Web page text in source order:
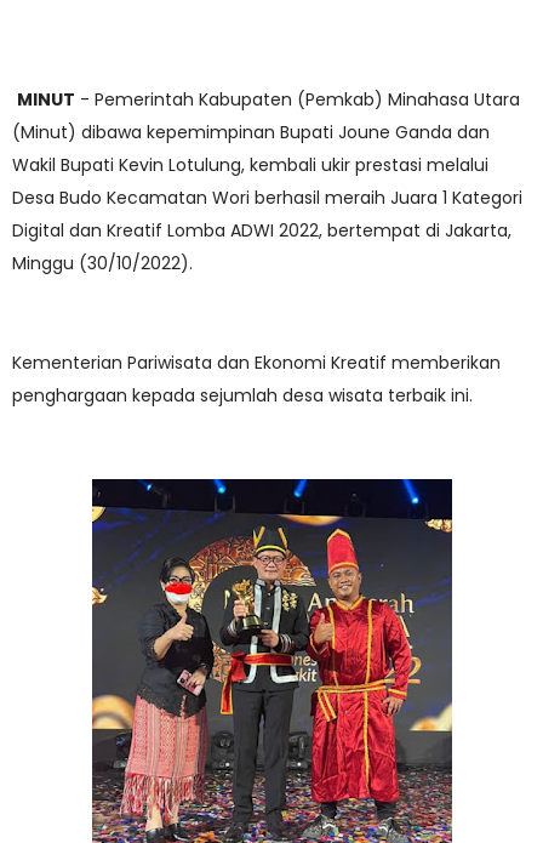
MINUT - Pemerintah Kabupaten (Pemkab) Minahasa Utara
(Minut) dibawa kepemimpinan Bupati Joune Ganda dan
Wakil Bupati Kevin Lotulung, kembali ukir prestasi melalui
Desa Budo Kecamatan Wori berhasil meraih Juara 1 Kategori
Digital dan Kreatif Lomba ADWI 2022, bertempat di Jakarta,
Minggu (30/10/2022).
Kementerian Pariwisata dan Ekonomi Kreatif memberikan
penghargaan kepada sejumlah desa wisata terbaik ini.